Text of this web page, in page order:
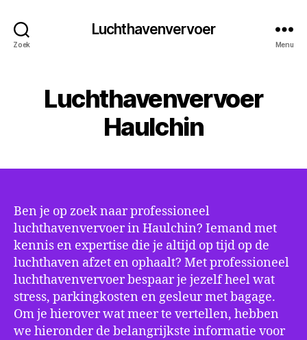
Zoek
Luchthavenvervoer
Menu
Luchthavenvervoer
Haulchin
Ben je op zoek naar professioneel
luchthavenvervoer in Haulchin? Iemand met
kennis en expertise die je altijd op tijd op de
luchthaven afzet en ophaalt? Met professioneel
luchthavenvervoer bespaar je jezelf heel wat
stress, parkingkosten en gesleur met bagage.
Om je hierover wat meer te vertellen, hebben
we hieronder de belangrijkste informatie voor